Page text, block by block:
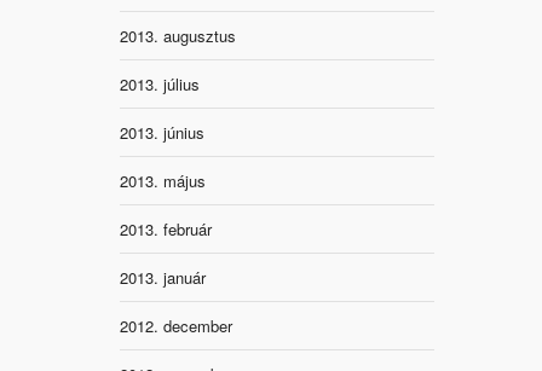
2013. augusztus
2013. július
2013. június
2013. május
2013. február
2013. január
2012. december